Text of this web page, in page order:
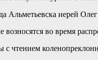
Альметьевска иерей
во время
чтением